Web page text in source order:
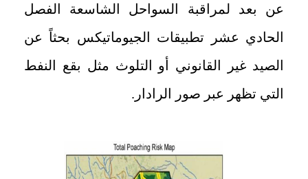
عن بعد لمراقبة السواحل الشاسعة الفصل
الحادي عشر تطبيقات الجيوماتيكس بحثاً عن
الصيد غير القانوني أو التلوث مثل بقع النفط
التي تظهر عبر صور الرادار.